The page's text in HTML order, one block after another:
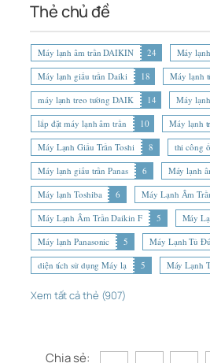
Thẻ chủ đề
Máy lạnh âm trần DAIKIN 24 Máy
Máy lạnh giấu trần Daiki
18 Máy lạnh
máy lạnh treo tường DAIK
14 Máy
lắp đặt máy lạnh âm trần
10 Máy lạnh
Máy Lạnh Giấu Trần Toshi
8 thi công
Máy lạnh giấu trần Panas
6 Máy lạnh
Máy lạnh Toshiba
6 Máy Lạnh Âm
Máy Lạnh Âm Trần Daikin F
5 Máy
Máy lạnh Panasonic
5 Máy Lạnh Tủ
diện tích sử dụng Máy lạ
5 Máy Lạnh
Xem tất cả thẻ (907)
Chia sẻ: